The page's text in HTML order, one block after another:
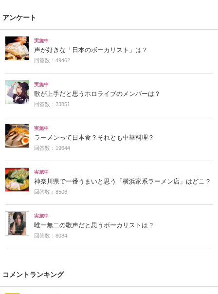
アンケート
実施中
声が好きな「日本のボーカリスト」は？
回答数：49462
実施中
歌が上手だと思うホロライブのメンバーは？
回答数：23851
実施中
ラーメンって日本食？それとも中華料理？
回答数：19644
実施中
神奈川県で一番うまいと思う「横浜家系ラーメン店」はどこ？
回答数：8506
実施中
唯一無二の歌声だと思うボーカリストは？
回答数：8084
コメントランキング